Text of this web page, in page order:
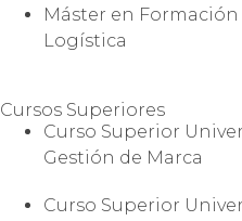
Máster en
Logística
Cursos Superiores
Curso Superior
Gestión de Marca
Curso Superior